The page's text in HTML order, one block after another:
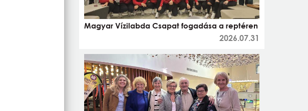
Magyar Vízilabda Csapat fogadása a reptéren
2026.07.31